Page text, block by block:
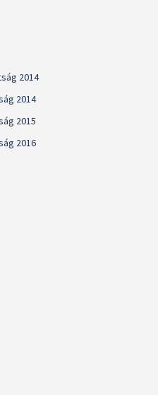
2014
2014
2015
2016